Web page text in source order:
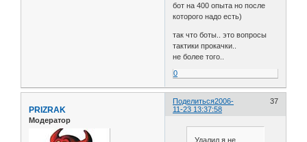
бот на 400 опыта но после
которого надо есть)
так что боты.. это вопросы
тактики прокачки..
не более того..
0
Поделиться 37
2006-
11-23 13:37:58
PRIZRAK
Модератор
Удалил я не